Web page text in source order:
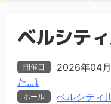
ベルシテ
開催日 2026年04
た...⤵
ホール ベルシティ